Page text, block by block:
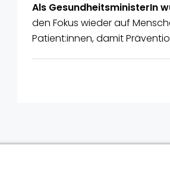
Als GesundheitsministerIn
den Fokus wieder auf
Patient:innen, damit